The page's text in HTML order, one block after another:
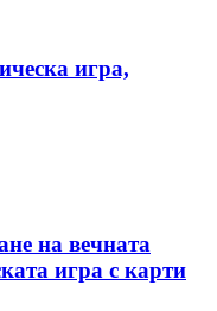
игра,
на вечната
игра с карти